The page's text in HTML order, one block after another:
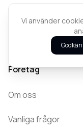
Vi använder
Kontakta oss
Företag
Om oss
Vanliga frågor